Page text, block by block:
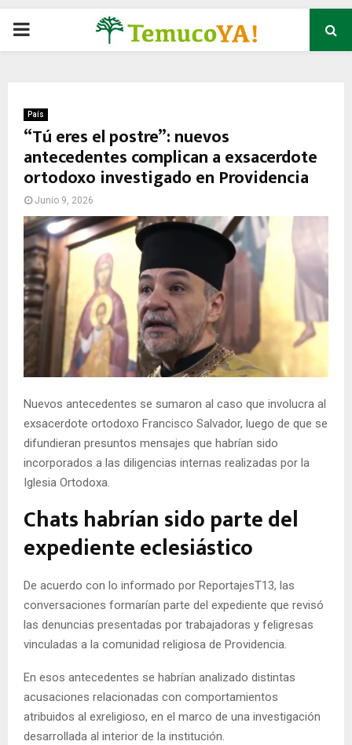
P
M
A
R
Y
M
E
N
U
País
“Tú eres el postre”: nuevos
antecedentes complican a exsacerdote
ortodoxo investigado en Providencia
Junio 9, 2026
Nuevos antecedentes se sumaron al caso que involucra al
exsacerdote ortodoxo Francisco Salvador, luego de que se
difundieran presuntos mensajes que habrían sido
incorporados a las diligencias internas realizadas por la
Iglesia Ortodoxa.
Chats habrían sido parte del
expediente eclesiástico
De acuerdo con lo informado por ReportajesT13, las
conversaciones formarían parte del expediente que revisó
las denuncias presentadas por trabajadoras y feligresas
vinculadas a la comunidad religiosa de Providencia.
En esos antecedentes se habrían analizado distintas
acusaciones relacionadas con comportamientos
atribuidos al exreligioso, en el marco de una investigación
desarrollada al interior de la institución.